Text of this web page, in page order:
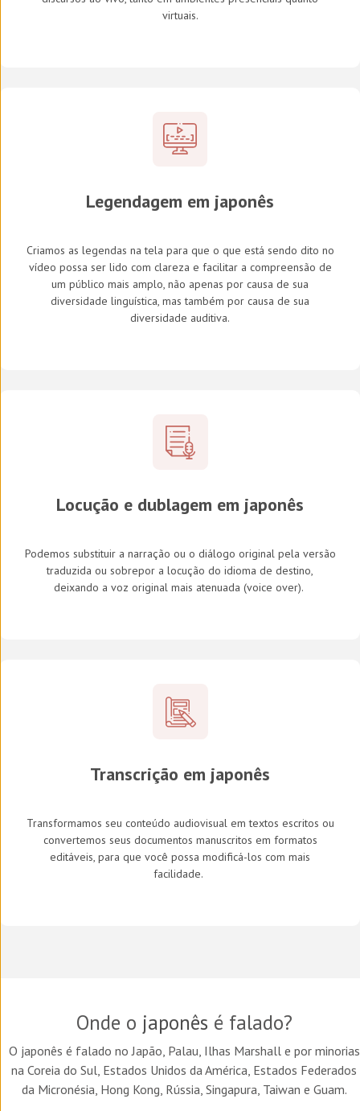
virtuais.
Legendagem em japonês
Criamos as legendas na tela para que o que está sendo dito no
vídeo possa ser lido com clareza e facilitar a compreensão de
um público mais amplo, não apenas por causa de sua
diversidade linguística, mas também por causa de sua
diversidade auditiva.
Locução e dublagem em japonês
Podemos substituir a narração ou o diálogo original pela versão
traduzida ou sobrepor a locução do idioma de destino,
deixando a voz original mais atenuada (voice over).
Transcrição em japonês
Transformamos seu conteúdo audiovisual em textos escritos ou
convertemos seus documentos manuscritos em formatos
editáveis, para que você possa modificá-los com mais
facilidade.
Onde o japonês é falado?
O japonês é falado no Japão, Palau, Ilhas Marshall e por minorias
na Coreia do Sul, Estados Unidos da América, Estados Federados
da Micronésia, Hong Kong, Rússia, Singapura, Taiwan e Guam.